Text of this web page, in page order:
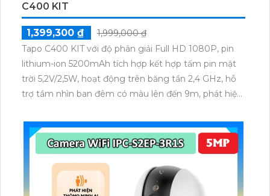
C400 KIT
1,399,300 ₫
1,999,000 ₫
Tapo C400 KIT với độ phân giải Full HD 1080P, pin
lithium-ion 5200mAh tích hợp kết hợp tấm pin mặt
trời 5,2V/2,5W, hoạt động trên băng tần 2,4 GHz, hỗ
trợ tầm nhìn ban đêm có màu lên đến 9m, phát hiện
dữ liệu qua thẻ microSD lên đến 512GB.